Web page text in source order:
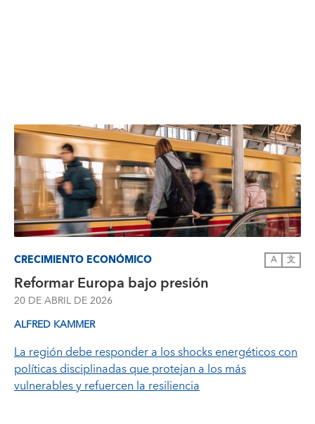
CRECIMIENTO ECONÓMICO A 文
Reformar Europa bajo presión
20 DE ABRIL DE 2026
ALFRED KAMMER
La región debe responder a los shocks energéticos con
políticas disciplinadas que protejan a los más
vulnerables y refuercen la resiliencia